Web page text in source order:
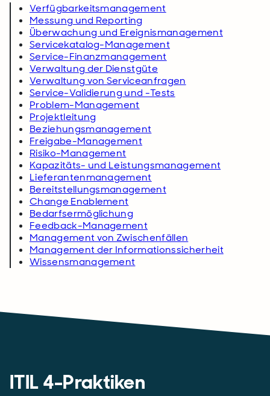
Verfügbarkeitsmanagement
Messung und Reporting
Überwachung und Ereignismanagement
Servicekatalog-Management
Service-Finanzmanagement
Verwaltung der Dienstgüte
Verwaltung von Serviceanfragen
Service-Validierung und -Tests
Problem-Management
Projektleitung
Beziehungsmanagement
Freigabe-Management
Risiko-Management
Kapazitäts- und Leistungsmanagement
Lieferantenmanagement
Bereitstellungsmanagement
Change Enablement
Bedarfsermöglichung
Feedback-Management
Management von Zwischenfällen
Management der Informationssicherheit
Wissensmanagement
ITIL 4-Praktiken